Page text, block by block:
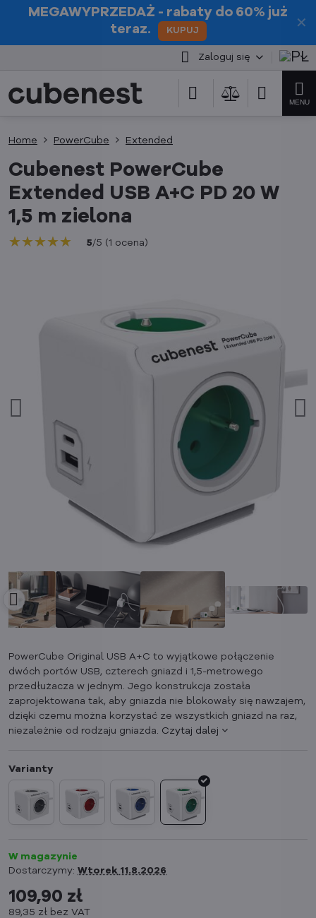
✕
MEGAWYPRZEDAŻ - rabaty do 60% już
teraz.
KUPUJ
Zaloguj się
Home PowerCube Extended
Cubenest PowerCube
Extended USB A+C PD 20 W
1,5 m zielona
★★★★★
★★★★★
★★★★★ 5/5 (1 ocena)
PowerCube Original USB A+C to wyjątkowe połączenie
dwóch portów USB, czterech gniazd i 1,5-metrowego
przedłużacza w jednym. Jego konstrukcja została
zaprojektowana tak, aby gniazda nie blokowały się nawzajem,
dzięki czemu można korzystać ze wszystkich gniazd na raz,
niezależnie od rodzaju gniazda. Czytaj dalej
W magazynie
Dostarczymy: Wtorek 11.8.2026
109,90 zł
89,35 zł bez VAT